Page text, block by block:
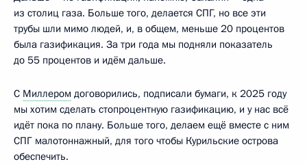
из столиц газа. Больше того, делается СПГ, но все эти
трубы шли мимо людей, и, в общем, меньше 20 процентов
была газификация. За три года мы подняли показатель
до 55 процентов и идём дальше.
С Миллером договорились, подписали бумаги, к 2025 году
мы хотим сделать стопроцентную газификацию, и у нас всё
идёт пока по плану. Больше того, делаем ещё вместе с ним
СПГ малотоннажный, для того чтобы Курильские острова
обеспечить.